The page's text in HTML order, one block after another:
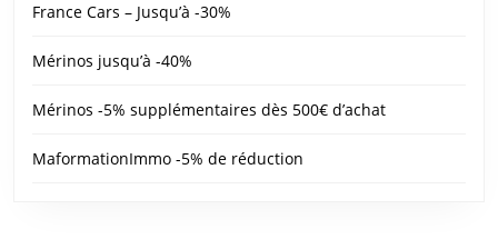
France Cars – Jusqu’à -30%
Mérinos jusqu’à -40%
Mérinos -5% supplémentaires dès 500€ d’achat
MaformationImmo -5% de réduction